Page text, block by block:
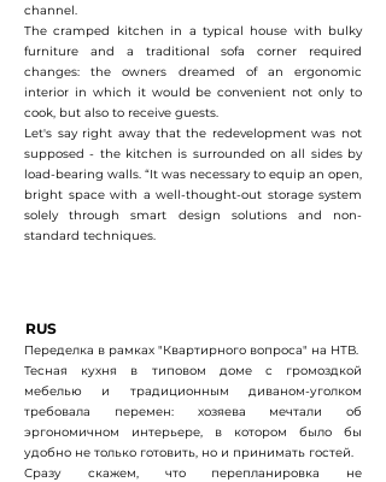
channel.
The cramped kitchen in a typical house with bulky
furniture and a traditional sofa corner required
changes: the owners dreamed of an ergonomic
interior in which it would be convenient not only to
cook, but also to receive guests.
Let's say right away that the redevelopment was not
supposed - the kitchen is surrounded on all sides by
load-bearing walls. “It was necessary to equip an open,
bright space with a well-thought-out storage system
solely through smart design solutions and non-
standard techniques.
RUS
Переделка в рамках "Квартирного вопроса" на НТВ.
Тесная кухня в типовом доме с громоздкой
мебелью и традиционным диваном-уголком
требовала перемен: хозяева мечтали об
эргономичном интерьере, в котором было бы
удобно не только готовить, но и принимать гостей.
Сразу скажем, что перепланировка не